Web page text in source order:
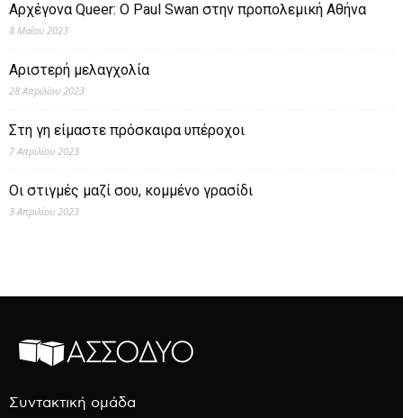
Αρχέγονα Queer: O Paul Swan στην προπολεμική Αθήνα
8 Μαΐου 2023
Αριστερή μελαγχολία
28 Απριλίου 2023
Στη γη είμαστε πρόσκαιρα υπέροχοι
7 Απριλίου 2023
Οι στιγμές μαζί σου, κομμένο γρασίδι
3 Απριλίου 2023
Συντακτική ομάδα